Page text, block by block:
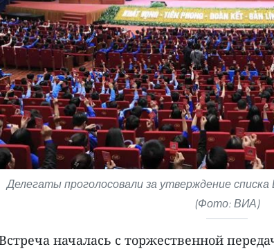
Делегаты проголосовали за утверждение
(Фото: ВИА)
началась с торжественной